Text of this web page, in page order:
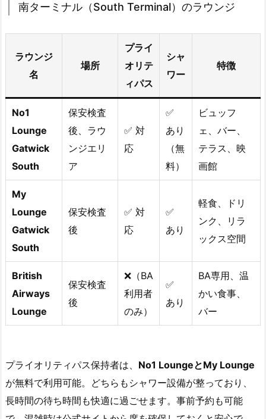
南ターミナル（South Terminal）のラウンジ
ラウンジ
名
場所
プライ
オリテ
ィパス
シャ
ワー
特徴
No1
Lounge
Gatwick
South
保安検査
後、ラウ
ンジエリ
ア
✅ 対
応
✅
あり
（無
料）
ビュッフ
ェ、バー、
テラス、映
画館
My
Lounge
Gatwick
South
保安検査
後
✅ 対
応
✅
あり
軽食、ドリ
ンク、リラ
ックス空間
British
Airways
Lounge
保安検査
後
❌（BA
利用者
のみ）
✅
あり
BA専用、温
かい食事、
バー
プライオリティパス保持者は、 No1 LoungeとMy Lounge
が無料で利用可能。どちらもシャワー設備が整っており、
長時間の待ち時間も快適に過ごせます。事前予約も可能